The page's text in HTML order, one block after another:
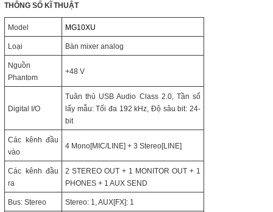
THÔNG SỐ KĨ THUẬT
Model MG10XU
Loại Bàn mixer analog
Nguồn
Phantom
+48 V
Digital I/O
Tuân thủ USB Audio Class 2.0, Tần số
lấy mẫu: Tối đa 192 kHz, Độ sâu bit: 24-
bit
Các kênh đầu
vào
4 Mono[MIC/LINE] + 3 Stereo[LINE]
Các kênh đầu
ra
2 STEREO OUT + 1 MONITOR OUT + 1
PHONES + 1 AUX SEND
Bus: Stereo Stereo: 1, AUX[FX]: 1